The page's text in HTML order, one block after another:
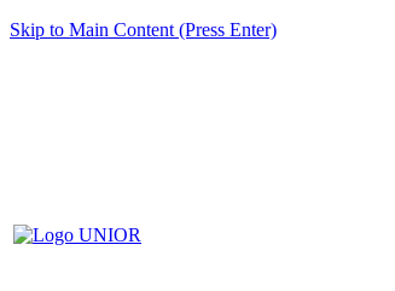
Skip to Main Content (Press Enter)